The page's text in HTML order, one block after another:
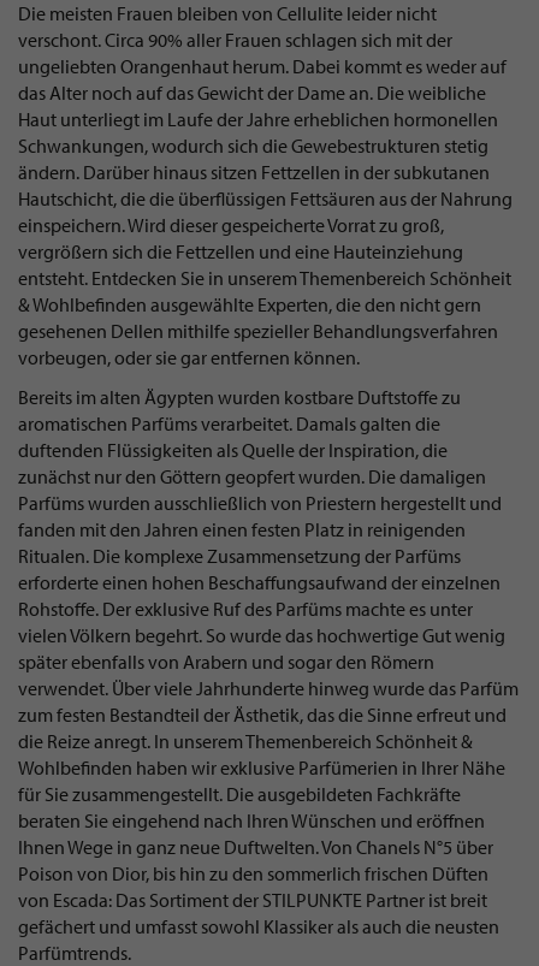
Die meisten Frauen bleiben von Cellulite leider nicht
verschont. Circa 90% aller Frauen schlagen sich mit der
ungeliebten Orangenhaut herum. Dabei kommt es weder auf
das Alter noch auf das Gewicht der Dame an. Die weibliche
Haut unterliegt im Laufe der Jahre erheblichen hormonellen
Schwankungen, wodurch sich die Gewebestrukturen stetig
ändern. Darüber hinaus sitzen Fettzellen in der subkutanen
Hautschicht, die die überflüssigen Fettsäuren aus der Nahrung
einspeichern. Wird dieser gespeicherte Vorrat zu groß,
vergrößern sich die Fettzellen und eine Hauteinziehung
entsteht. Entdecken Sie in unserem Themenbereich Schönheit
& Wohlbefinden ausgewählte Experten, die den nicht gern
gesehenen Dellen mithilfe spezieller Behandlungsverfahren
vorbeugen, oder sie gar entfernen können.
Bereits im alten Ägypten wurden kostbare Duftstoffe zu
aromatischen Parfüms verarbeitet. Damals galten die
duftenden Flüssigkeiten als Quelle der Inspiration, die
zunächst nur den Göttern geopfert wurden. Die damaligen
Parfüms wurden ausschließlich von Priestern hergestellt und
fanden mit den Jahren einen festen Platz in reinigenden
Ritualen. Die komplexe Zusammensetzung der Parfüms
erforderte einen hohen Beschaffungsaufwand der einzelnen
Rohstoffe. Der exklusive Ruf des Parfüms machte es unter
vielen Völkern begehrt. So wurde das hochwertige Gut wenig
später ebenfalls von Arabern und sogar den Römern
verwendet. Über viele Jahrhunderte hinweg wurde das Parfüm
zum festen Bestandteil der Ästhetik, das die Sinne erfreut und
die Reize anregt. In unserem Themenbereich Schönheit &
Wohlbefinden haben wir exklusive Parfümerien in Ihrer Nähe
für Sie zusammengestellt. Die ausgebildeten Fachkräfte
beraten Sie eingehend nach Ihren Wünschen und eröffnen
Ihnen Wege in ganz neue Duftwelten. Von Chanels N°5 über
Poison von Dior, bis hin zu den sommerlich frischen Düften
von Escada: Das Sortiment der STILPUNKTE Partner ist breit
gefächert und umfasst sowohl Klassiker als auch die neusten
Parfümtrends.